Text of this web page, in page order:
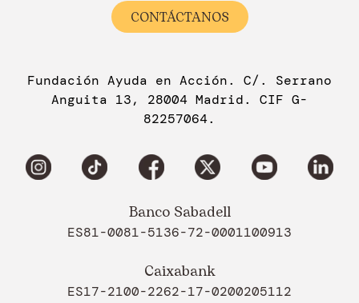
CONTÁCTANOS
Fundación Ayuda en Acción. C/. Serrano
Anguita 13, 28004 Madrid. CIF G-
82257064.
Banco Sabadell
ES81-0081-5136-72-0001100913
Caixabank
ES17-2100-2262-17-0200205112